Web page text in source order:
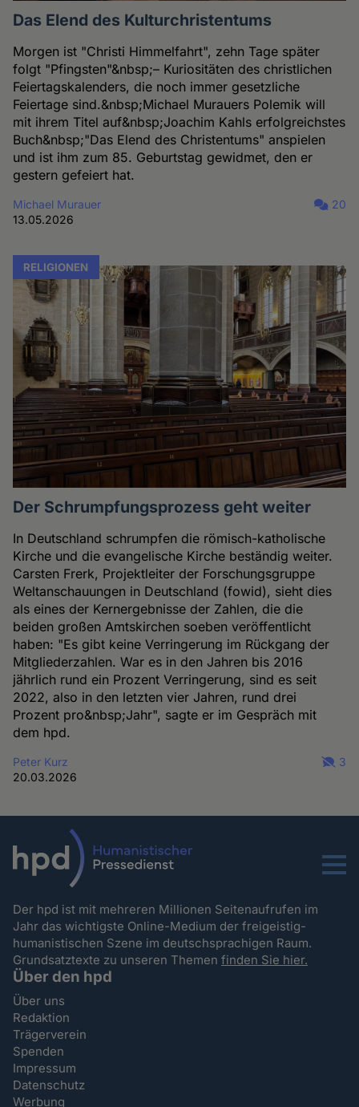
Das Elend des Kulturchristentums
Morgen ist "Christi Himmelfahrt", zehn Tage später
folgt "Pfingsten"&nbsp;– Kuriositäten des christlichen
Feiertagskalenders, die noch immer gesetzliche
Feiertage sind.&nbsp;Michael Murauers Polemik will
mit ihrem Titel auf&nbsp;Joachim Kahls erfolgreichstes
Buch&nbsp;"Das Elend des Christentums" anspielen
und ist ihm zum 85. Geburtstag gewidmet, den er
gestern gefeiert hat.
Michael Murauer
13.05.2026
20
RELIGIONEN
Der Schrumpfungsprozess geht weiter
In Deutschland schrumpfen die römisch-katholische
Kirche und die evangelische Kirche beständig weiter.
Carsten Frerk, Projektleiter der Forschungsgruppe
Weltanschauungen in Deutschland (fowid), sieht dies
als eines der Kernergebnisse der Zahlen, die die
beiden großen Amtskirchen soeben veröffentlicht
haben: "Es gibt keine Verringerung im Rückgang der
Mitgliederzahlen. War es in den Jahren bis 2016
jährlich rund ein Prozent Verringerung, sind es seit
2022, also in den letzten vier Jahren, rund drei
Prozent pro&nbsp;Jahr", sagte er im Gespräch mit
dem hpd.
Peter Kurz
20.03.2026
3
Menu
Der hpd ist mit mehreren Millionen Seitenaufrufen im
Jahr das wichtigste Online-Medium der freigeistig-
humanistischen Szene im deutschsprachigen Raum.
Grundsatztexte zu unseren Themenfinden Sie hier.
Über den hpd
Über uns
Redaktion
Trägerverein
Spenden
Impressum
Datenschutz
Werbung